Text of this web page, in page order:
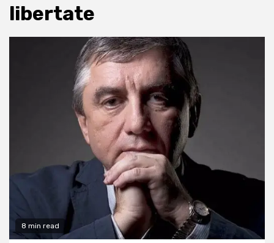
libertate
8 min read